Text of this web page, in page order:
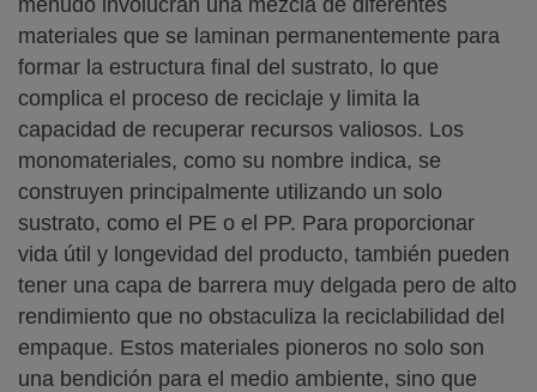
menudo involucran una mezcla de diferentes
materiales que se laminan permanentemente para
formar la estructura final del sustrato, lo que
complica el proceso de reciclaje y limita la
capacidad de recuperar recursos valiosos. Los
monomateriales, como su nombre indica, se
construyen principalmente utilizando un solo
sustrato, como el PE o el PP. Para proporcionar
vida útil y longevidad del producto, también pueden
tener una capa de barrera muy delgada pero de alto
rendimiento que no obstaculiza la reciclabilidad del
empaque. Estos materiales pioneros no solo son
una bendición para el medio ambiente, sino que